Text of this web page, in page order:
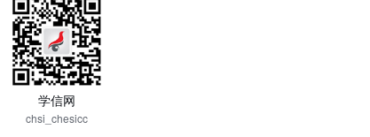
学信网
chsi_chesicc